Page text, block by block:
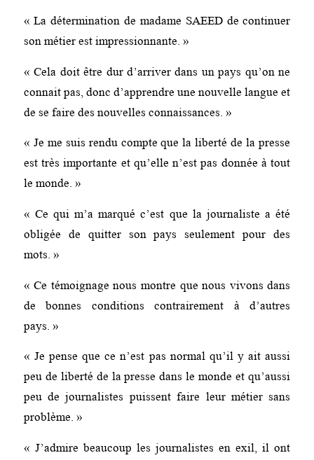
« La détermination de madame SAEED de continuer
son métier est impressionnante. »
« Cela doit être dur d’arriver dans un pays qu’on ne
connait pas, donc d’apprendre une nouvelle langue et
de se faire des nouvelles connaissances. »
« Je me suis rendu compte que la liberté de la presse
est très importante et qu’elle n’est pas donnée à tout
le monde. »
« Ce qui m’a marqué c’est que la journaliste a été
obligée de quitter son pays seulement pour des
mots. »
« Ce témoignage nous montre que nous vivons dans
de bonnes conditions contrairement à d’autres
pays. »
« Je pense que ce n’est pas normal qu’il y ait aussi
peu de liberté de la presse dans le monde et qu’aussi
peu de journalistes puissent faire leur métier sans
problème. »
« J’admire beaucoup les journalistes en exil, il ont